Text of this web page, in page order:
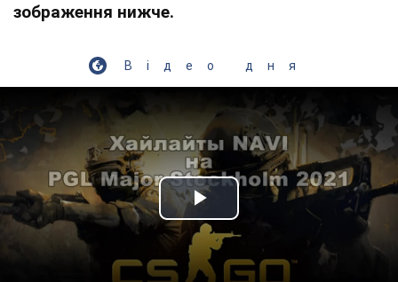
зображення нижче.
Відео дня
Play Video